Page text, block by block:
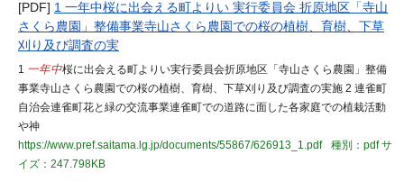
[PDF] 1 一年中桜に出会える町よりい 実行委員会 折原地区「寺山
さくら農園」整備事業寺山さくら農園での桜の植樹、育樹、下草
刈り及び調査の実
1 一年中桜に出会える町よりい実行委員会折原地区「寺山さくら農園」整備
事業寺山さくら農園での桜の植樹、育樹、下草刈り及び調査の実施 2 連雀町
自治会連雀町花と緑の交流事業連雀町での道路に面した各家庭での植栽活動
や神
https://www.pref.saitama.lg.jp/documents/55867/626913_1.pdf
種別：pdfサ
イズ：247.798KB